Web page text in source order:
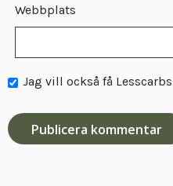
Webbplats
Jag vill också få